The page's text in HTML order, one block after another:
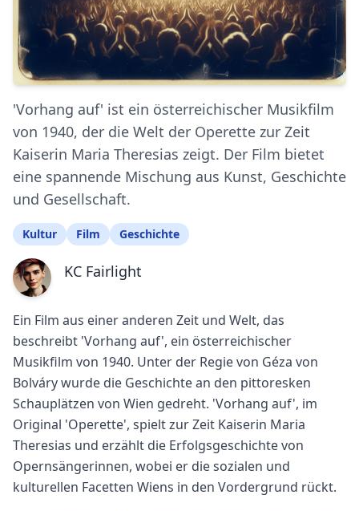
'Vorhang auf' ist ein österreichischer Musikfilm
von 1940, der die Welt der Operette zur Zeit
Kaiserin Maria Theresias zeigt. Der Film bietet
eine spannende Mischung aus Kunst, Geschichte
und Gesellschaft.
Kultur Film Geschichte
KC Fairlight
Ein Film aus einer anderen Zeit und Welt, das
beschreibt 'Vorhang auf', ein österreichischer
Musikfilm von 1940. Unter der Regie von Géza von
Bolváry wurde die Geschichte an den pittoresken
Schauplätzen von Wien gedreht. 'Vorhang auf', im
Original 'Operette', spielt zur Zeit Kaiserin Maria
Theresias und erzählt die Erfolgsgeschichte von
Opernsängerinnen, wobei er die sozialen und
kulturellen Facetten Wiens in den Vordergrund rückt.